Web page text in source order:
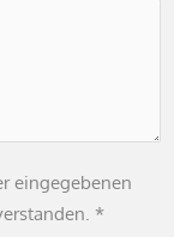
eingegebenen
*